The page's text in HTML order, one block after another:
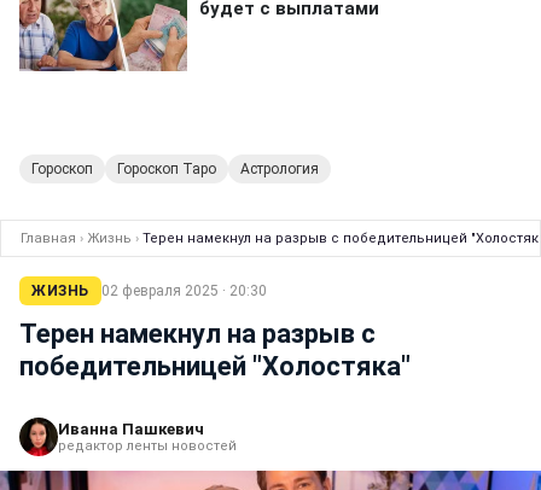
Гороскоп Гороскоп Таро Астрология
Главная › Жизнь › Терен намекнул на разрыв с победительницей
ЖИЗНЬ 02 февраля 2025 · 20:30
Терен намекнул на разрыв с
победительницей "Холостяка"
Иванна Пашкевич
редактор ленты новостей